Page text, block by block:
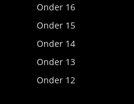
Onder 16
Onder 15
Onder 14
Onder 13
Onder 12